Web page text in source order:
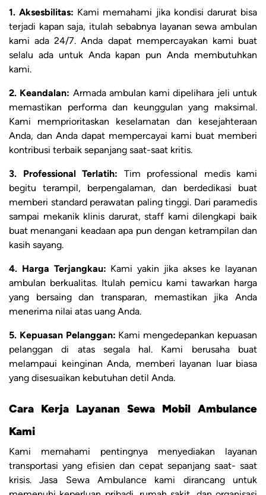
1. Aksesbilitas: Kami memahami jika kondisi darurat bisa
terjadi kapan saja, itulah sebabnya layanan sewa ambulan
kami ada 24/7. Anda dapat mempercayakan kami buat
selalu ada untuk Anda kapan pun Anda membutuhkan
kami.
2. Keandalan: Armada ambulan kami dipelihara jeli untuk
memastikan performa dan keunggulan yang maksimal.
Kami memprioritaskan keselamatan dan kesejahteraan
Anda, dan Anda dapat mempercayai kami buat memberi
kontribusi terbaik sepanjang saat-saat kritis.
3. Professional Terlatih: Tim professional medis kami
begitu terampil, berpengalaman, dan berdedikasi buat
memberi standard perawatan paling tinggi. Dari paramedis
sampai mekanik klinis darurat, staff kami dilengkapi baik
buat menangani keadaan apa pun dengan ketrampilan dan
kasih sayang.
4. Harga Terjangkau: Kami yakin jika akses ke layanan
ambulan berkualitas. Itulah pemicu kami tawarkan harga
yang bersaing dan transparan, memastikan jika Anda
menerima nilai atas uang Anda.
5. Kepuasan Pelanggan: Kami mengedepankan kepuasan
pelanggan di atas segala hal. Kami berusaha buat
melampaui keinginan Anda, memberi layanan luar biasa
yang disesuaikan kebutuhan detil Anda.
Cara Kerja Layanan Sewa Mobil Ambulance
Kami
Kami memahami pentingnya menyediakan layanan
transportasi yang efisien dan cepat sepanjang saat- saat
krisis. Jasa Sewa Ambulance kami dirancang untuk